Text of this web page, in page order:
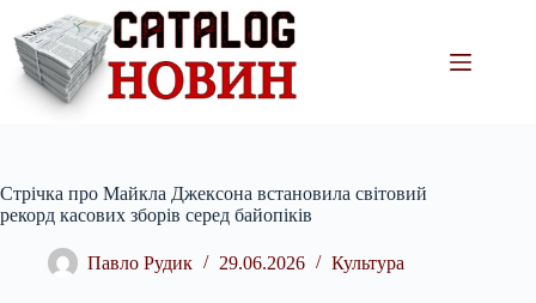
вмісту
Стрічка про Майкла Джексона встановила світовий
рекорд касових зборів серед байопіків
Павло Рудик 29.06.2026 Культура